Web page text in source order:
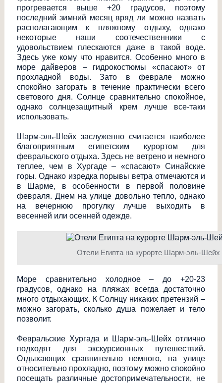
прогревается выше +20 градусов, поэтому
последний зимний месяц вряд ли можно назвать
располагающим к пляжному отдыху, однако
некоторые наши соотечественники с
удовольствием плескаются даже в такой воде.
Здесь уже кому что нравится. Особенно много в
море дайверов – гидрокостюмы «спасают» от
прохладной воды. Зато в феврале можно
спокойно загорать в течение практически всего
светового дня. Солнце сравнительно спокойное,
однако солнцезащитный крем лучше все-таки
использовать.
Шарм-эль-Шейх заслуженно считается наиболее
благоприятным египетским курортом для
февральского отдыха. Здесь не ветрено и немного
теплее, чем в Хургаде – «спасают» Синайские
горы. Однако изредка порывы ветра отмечаются и
в Шарме, в особенности в первой половине
февраля. Днем на улице довольно тепло, однако
на вечернюю прогулку лучше выходить в
весенней или осенней одежде.
Отели Египта на курорте Шарм-эль-
Море сравнительно холодное – до +20-23
градусов, однако на пляжах всегда достаточно
много отдыхающих. К Солнцу никаких претензий –
можно загорать, сколько душа пожелает и тело
позволит.
Февральские Хургада и Шарм-эль-Шейх отлично
подходят для экскурсионных путешествий.
Отдыхающих сравнительно немного, на улице
относительно прохладно, поэтому можно спокойно
посещать различные достопримечательности, не